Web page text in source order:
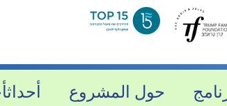
حول المشروع